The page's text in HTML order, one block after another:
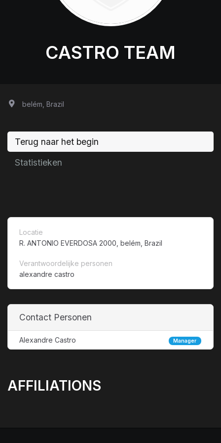
CASTRO TEAM
belém, Brazil
Terug naar het begin
Statistieken
Locatie
R. ANTONIO EVERDOSA 2000, belém, Brazil
Verantwoordelijke personen
alexandre castro
Contact Personen
Alexandre Castro Manager
AFFILIATIONS